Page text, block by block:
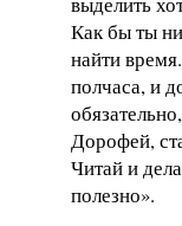
Как бы ты
найти
полчаса, и
Дорофей,
Читай и
полезно».